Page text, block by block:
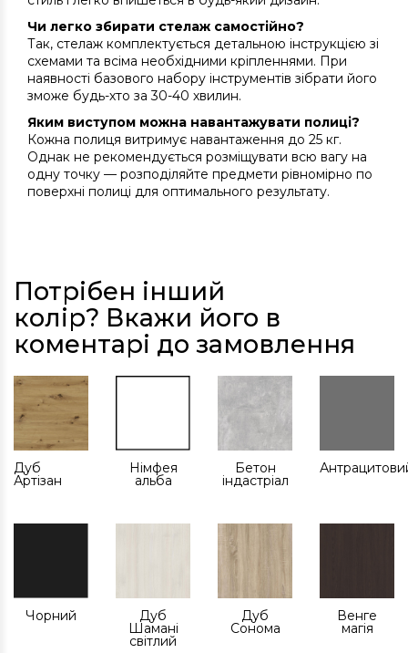
Чи легко збирати стелаж самостійно?
Так, стелаж комплектується детальною інструкцією зі
схемами та всіма необхідними кріпленнями. При
наявності базового набору інструментів зібрати його
зможе будь-хто за 30-40 хвилин.
Яким виступом можна навантажувати полиці?
Кожна полиця витримує навантаження до 25 кг.
Однак не рекомендується розміщувати всю вагу на
одну точку — розподіляйте предмети рівномірно по
поверхні полиці для оптимального результату.
Потрібен інший
колір? Вкажи його в
коментарі до замовлення
Дуб
Артізан
Німфея
альба
Бетон
індастріал
Чорний Дуб
Шамані
світлий
Дуб
Сонома
Венге
магія